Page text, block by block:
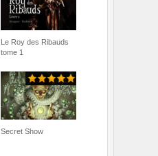
Le Roy des Ribauds
tome 1
Secret Show